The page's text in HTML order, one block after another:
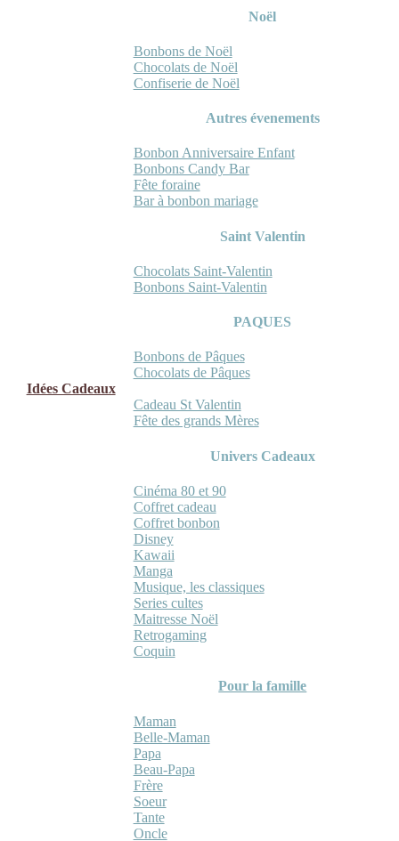
Noël
Bonbons de Noël
Chocolats de Noël
Confiserie de Noël
Autres évenements
Bonbon Anniversaire Enfant
Bonbons Candy Bar
Fête foraine
Bar à bonbon mariage
Saint Valentin
Chocolats Saint-Valentin
Bonbons Saint-Valentin
PAQUES
Bonbons de Pâques
Chocolats de Pâques
Idées Cadeaux
Cadeau St Valentin
Fête des grands Mères
Univers Cadeaux
Cinéma 80 et 90
Coffret cadeau
Coffret bonbon
Disney
Kawaii
Manga
Musique, les classiques
Series cultes
Maitresse Noël
Retrogaming
Coquin
Pour la famille
Maman
Belle-Maman
Papa
Beau-Papa
Frère
Soeur
Tante
Oncle